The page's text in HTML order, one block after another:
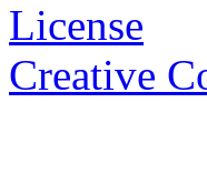
Creative